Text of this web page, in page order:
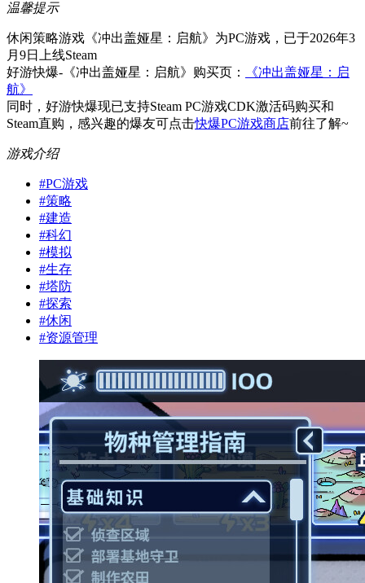
温馨提示
休闲策略游戏《冲出盖娅星：启航》为PC游戏，已于2026年3
月9日上线Steam
好游快爆-《冲出盖娅星：启航》购买页：
《冲出盖娅星：启
航》
同时，好游快爆现已支持Steam PC游戏CDK激活码购买和
Steam直购，感兴趣的爆友可点击快爆PC游戏商店前往了解~
游戏介绍
#PC游戏
#策略
#建造
#科幻
#模拟
#生存
#塔防
#探索
#休闲
#资源管理